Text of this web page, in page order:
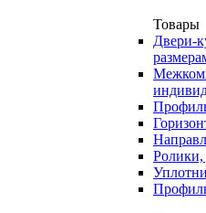
Товары
Двери-
Ролики,